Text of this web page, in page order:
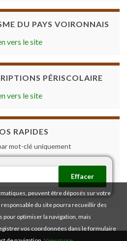
DU PAYS VOIRONNAIS
vers le site
PÉRISCOLAIRE
vers le site
RAPIDES
mot-clé uniquement
Effacer
peuvent être déposés sur votre
du site pourra recueillir des
optimiser la navigation, mais
vos coordonnées dans le formulaire